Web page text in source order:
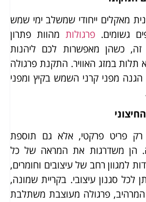
מאקלים ייחודי שמשלב ימי שמש
גשומים. פרגולות מהוות פתרון
כשהן מאפשרות לכם ליהנות
במזג האוויר. התקנת פרגולה
מפני קרני השמש בקיץ ומפני
רק פריט פרקטי, אלא גם תוספת
הן משדרגות את המראה של כל
למגוון רחב של עיצובים וחומרים,
לכל סגנון עיצובי. בקריית שמונה,
פרגולה מעוצבת משתלבת